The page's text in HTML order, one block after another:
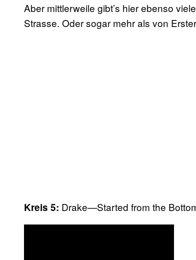
Aber mittlerweile gibt’s hier ebenso
Strasse. Oder sogar mehr als von
Kreis 5: Drake—Started from the